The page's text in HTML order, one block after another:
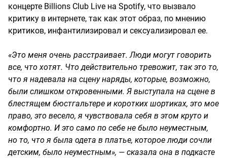
концерте Billions Club Live на Spotify, что вызвало
критику в интернете, так как этот образ, по мнению
критиков, инфантилизировал и сексуализировал ее.
«Это меня очень расстраивает. Люди могут говорить
все, что хотят. Что действительно тревожит, так это то,
что я надевала на сцену наряды, которые, возможно,
были слишком откровенными. Я выступала на сцене в
блестящем бюстгальтере и коротких шортиках, это мое
право, это весело, я чувствовала себя в этом круто и
комфортно. И это само по себе не было неуместным,
но то, что я была одета в платье, которое люди сочли
детским, было неуместным», — сказала она в подкасте